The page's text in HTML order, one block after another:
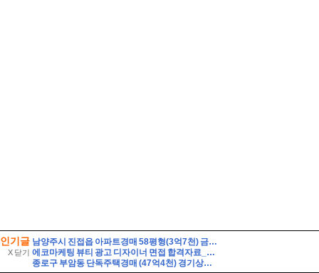
인기글
X 닫기
남양주시 진접읍 아파트경매 58평형(3억7천) 금곡리 해밀초등학교인근 신영지웰 10층 유찰2회 급매시세 남양주진접신영지웰아파트 부동산경매 매매
에코마케팅 뷰티 광고 디자이너 면접 합격자료_1 자기소개 스크립트 및 실제 면접 합격 답안
종로구 부암동 단독주택경매 (47억4천) 경기상고인근 대지260평 건물60평 2층주택 유찰1회 종로구부암동단독주택 부동산경매 매물건